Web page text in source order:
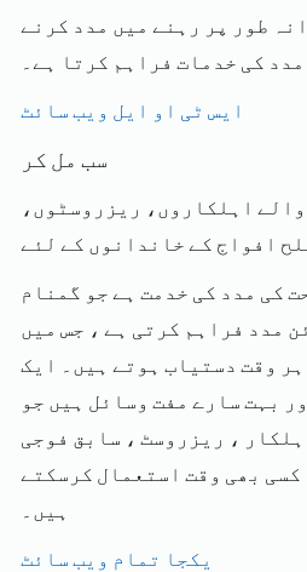
طور پر رہنے میں مدد کرنے
کی خدمات فراہم کرتا ہے۔
ایس ٹی او ایل ویب سائٹ
سب مل کر
اہلکاروں، ریزروسٹوں،
کی مدد کی خدمت ہے جو گمنام
مدد فراہم کرتی ہے ، جس میں
وقت دستیاب ہوتے ہیں۔ ایک
بہت سارے مفت وسائل ہیں جو
، ریزروسٹ ، سابق فوجی
کسی بھی وقت استعمال کرسکتے
ہیں۔
یکجا تمام ویب سائٹ